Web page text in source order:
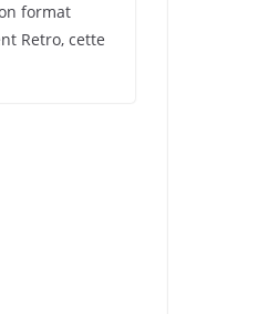
format
Retro, cette